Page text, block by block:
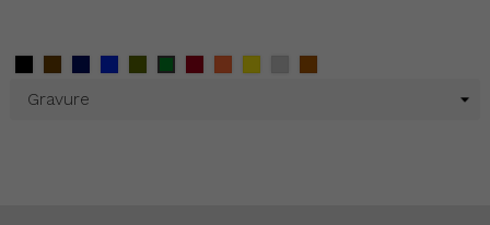
Vert